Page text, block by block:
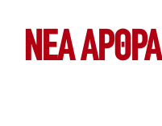
ΝΕΑ ΆΡΘΡΑ